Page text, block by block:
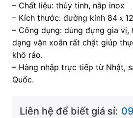
– Chất liệu: thủy tinh, nắp inox
– Kích thước: đường kính 84ｘ
– Công dụng: dùng đựng gia vị,
dạng vặn xoắn rất chặt giúp
khô ráo.
– Hàng nhập trực tiếp từ Nhật,
Quốc.
Liên hệ để biết giá sỉ: